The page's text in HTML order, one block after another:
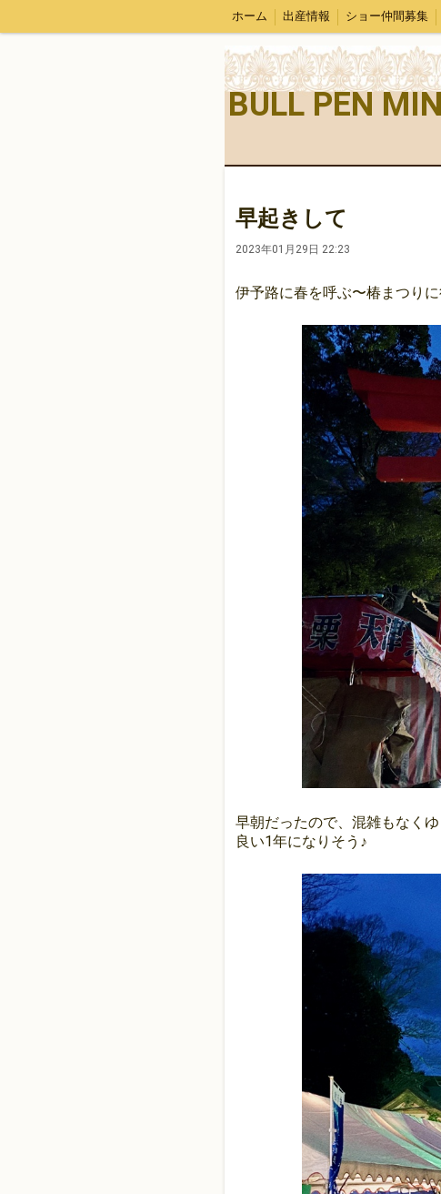
ホーム 出産情報 ショー仲間募集
BULL PEN
早起きして
2023年01月29日 22:23
伊予路に春を呼ぶ〜椿まつりに
早朝だったので、混雑もなく
良い1年になりそう♪